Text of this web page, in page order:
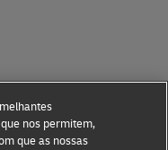
nos permitem,
que as nossas